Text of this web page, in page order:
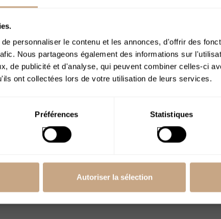
personnaliser le contenu et les annonces, d'offrir des
Nous partageons également des informations sur
de publicité et d'analyse, qui peuvent combiner celles-ci
ont collectées lors de votre utilisation de leurs services.
Préférences Statistiques
Autoriser la sélection
Merci de bien
ans
l'absorption des autres cannabinoïdes.
effets anti-stress.
tout en stimulant la créativité et en réduisant
option pour se détendre après une longue journée ou
Si vous voulez obtenir des effets relaxants pour
(avec un corps gras comme le lait entier ou
CBD. Nous offrons une sélection de fleurs et de